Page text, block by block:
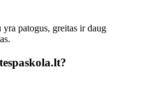
patogus, greitas ir daug